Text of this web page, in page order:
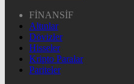
FİNANSİF
Altınlar
Dövizler
Hisseler
Kripto Paralar
Pariteler